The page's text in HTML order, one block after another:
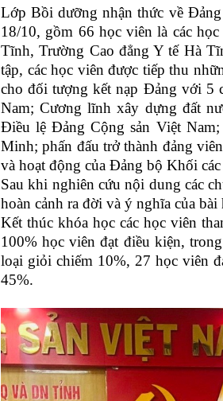
Lớp Bồi dưỡng nhận thức về
18/10, gồm 66 học viên là các
Tĩnh, Trường Cao đẳng Y tế Hà
tập, các học viên được tiếp thu
cho đối tượng kết nạp Đảng với 5
Nam; Cương lĩnh xây dựng đất
Điều lệ Đảng Cộng sản Việt
Minh; phấn đấu trở thành đảng
và hoạt động của Đảng bộ Khối
Sau khi nghiên cứu nội dung các
hoàn cảnh ra đời và ý nghĩa của bài
Kết thúc khóa học các học viên
100% học viên đạt điều kiện,
loại giỏi chiếm 10%, 27 học viên
45%.